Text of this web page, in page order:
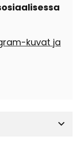
kuvat ja